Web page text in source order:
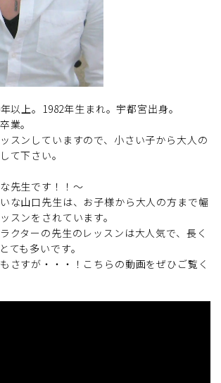
以上。1982年生まれ。宇都宮出身。
業。
スンしていますので、小さい子から大人の
て下さい。
先生です！！～
な山口先生は、お子様から大人の方まで幅
スンをされています。
クターの先生のレッスンは大人気で、長く
ても多いです。
さすが・・・！こちらの動画をぜひご覧く